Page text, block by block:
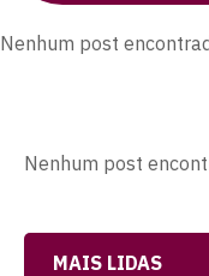
Nenhum post
Nenhum post
MAIS LIDAS